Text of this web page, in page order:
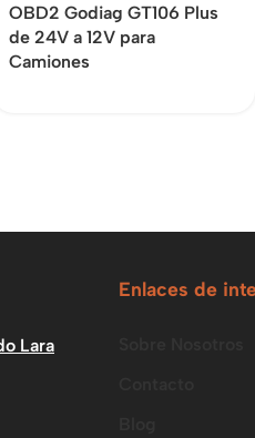
OBD2 Godiag GT106 Plus
de 24V a 12V para
Camiones
Lara
Enlaces de